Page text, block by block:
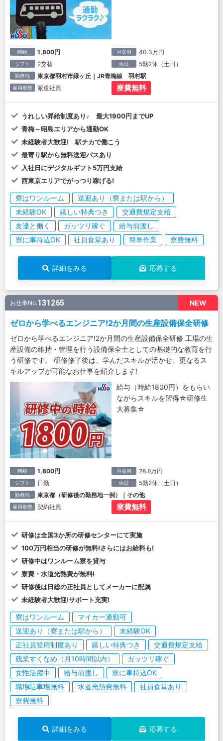
時給 1,800円 月収例 40.3万円
シフト 2交替 休日 5勤2休（土日）
勤務地 東京都羽村市緑ヶ丘｜JR青梅線 羽村駅
雇用形態 派遣社員 寮費無料
うれしい昇給制度あり♪ 最大1900円までUP
青梅～昭島エリアから通勤OK
未経験者大歓迎! 駅チカで働こう
最寄り駅から無料送迎バスあり
入社日にデジタルギフト5万円支給
西東京エリアでがっつり稼げる!
寮はワンルーム
送迎あり（寮または駅から）
未経験OK
嬉しい特典つき
交通費規定支給
友達と働く
ガッツリ稼ぐ
給与前渡し
寮に車持込OK
社員食堂あり 簡単作業 寮費無料
詳細をみる 応募する
NEW
お仕事No.131265
ゼロから学べるエンジニア!2か月間の生産設備保全研修
ゼロから学べるエンジニア!2か月間の生産設備保全研修 工場の生
産設備の維持・管理を行う設備保全士としての基礎的な教育を行
う研修です。 研修修了後は、学んだスキルが活かせ、更なるス
キルアップが可能なお仕事を紹介します!
給与（時給1800円）をもらい
ながらスキルを習得☆研修生
大募集☆
時給 1,800円 月収例 28.8万円
シフト 日勤 休日 5勤2休（土日）
勤務地 東京都（研修後の勤務地一例）｜その他
雇用形態 契約社員 寮費無料
研修は全国3か所の研修センターにて実施
100万円相当の研修が無料!さらにはお給料も!
研修中はワンルーム寮を貸与
寮費・水道光熱費が無料!
研修後は日総の正社員としてメーカーに配属
未経験者大歓迎!サポート充実!
寮はワンルーム
マイカー通勤可
送迎あり（寮または駅から）
未経験OK
正社員登用制度あり
嬉しい特典つき
交通費規定支給
残業すくなめ（月10時間以内）
ガッツリ稼ぐ
女性活躍中
給与前渡し
寮に車持込OK
職場駐車場無料
水道光熱費無料
社員食堂あり
寮費無料
詳細をみる 応募する